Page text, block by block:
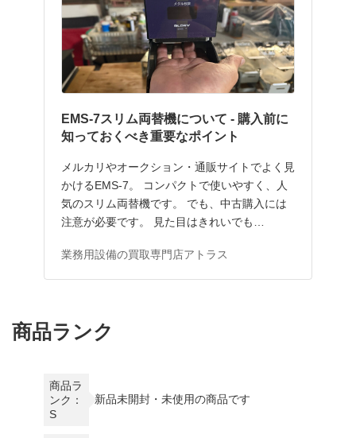
EMS-7スリム両替機について - 購入前に
知っておくべき重要なポイント
メルカリやオークション・通販サイトでよく見
かけるEMS-7。 コンパクトで使いやすく、人
気のスリム両替機です。 でも、中古購入には
注意が必要です。 見た目はきれいでも…
業務用設備の買取専門店アトラス
商品ランク
商品ラ
ンク：
S
新品未開封・未使用の商品です